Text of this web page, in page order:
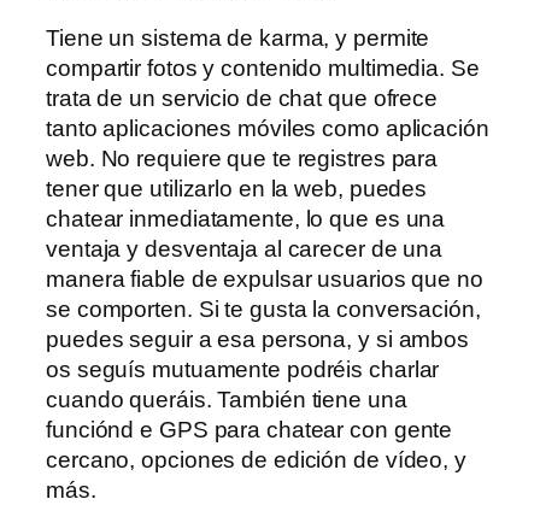
Tiene un sistema de karma, y permite
compartir fotos y contenido multimedia. Se
trata de un servicio de chat que ofrece
tanto aplicaciones móviles como aplicación
web. No requiere que te registres para
tener que utilizarlo en la web, puedes
chatear inmediatamente, lo que es una
ventaja y desventaja al carecer de una
manera fiable de expulsar usuarios que no
se comporten. Si te gusta la conversación,
puedes seguir a esa persona, y si ambos
os seguís mutuamente podréis charlar
cuando queráis. También tiene una
funciónd e GPS para chatear con gente
cercano, opciones de edición de vídeo, y
más.